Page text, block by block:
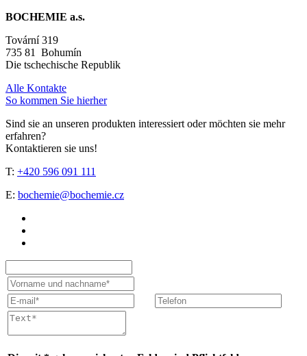
BOCHEMIE a.s.
Tovární 319
735 81 Bohumín
Die tschechische Republik
Alle Kontakte
So kommen Sie hierher
Sind sie an unseren produkten interessiert oder möchten sie mehr
erfahren?
Kontaktieren sie uns!
T: +420 596 091 111
E: bochemie@bochemie.cz